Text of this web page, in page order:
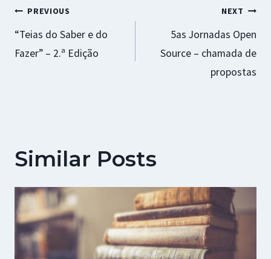
Navegação
de
PREVIOUS
“Teias do Saber e do
Fazer” – 2.ª Edição
NEXT
5as Jornadas Open
Source – chamada de
propostas
Similar Posts